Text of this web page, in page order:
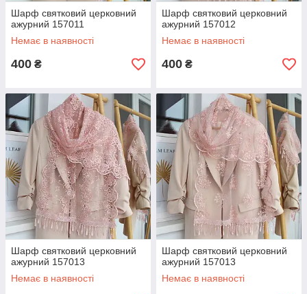
Шарф святковий церковний
ажурний 157011
Немає в наявності
400 ₴
Шарф святковий церковний
ажурний 157012
Немає в наявності
400 ₴
Шарф святковий церковний
ажурний 157013
Немає в наявності
Шарф святковий церковний
ажурний 157013
Немає в наявності